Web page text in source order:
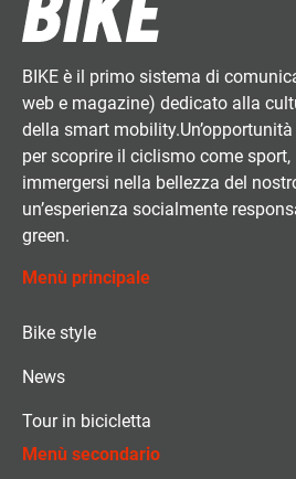
BIKE è il primo sistema di
web e magazine) dedicato alla
della smart
per scoprire il ciclismo come
immergersi nella bellezza del
un’esperienza socialmente
green.
Menù principale
Bike style
News
Tour in bicicletta
Menù secondario